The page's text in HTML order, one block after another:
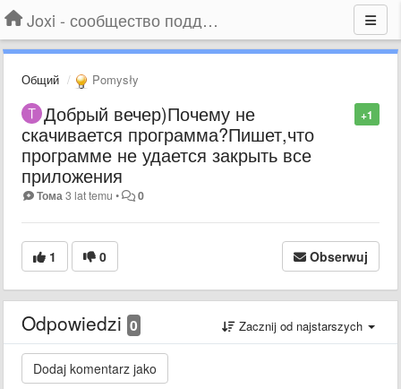
Joxi - сообщество поддержки
Общий Pomysły
+1
Добрый вечер)Почему не
скачивается программа?Пишет,что
программе не удается закрыть все
приложения
Тома 3 lat temu • 0
1 0 Obserwuj
Odpowiedzi 0 Zacznij od najstarszych